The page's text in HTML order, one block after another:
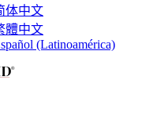
体中文
體中文
(Latinoamérica)